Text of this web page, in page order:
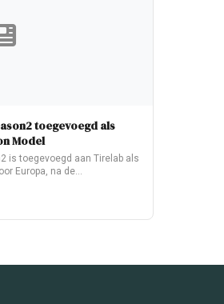
toegevoegd als
Model
is toegevoegd aan Tirelab als
Europa, na de…